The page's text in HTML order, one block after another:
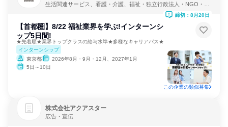
生活関連サービス、看護・介護、福祉・独立行政法人・NGO・N
【首都圏】8/22 福祉業界を学ぶ!インターンシ
ップ5日間!
★先着順★業界トップクラスの給与水準★多様なキャリアパス★
インターンシップ
東京都
2026年8月・9月・12月、2027年1月
5日～10日
締切：8月20日
この企業の類似募集
株式会社アクアスター
広告・宣伝